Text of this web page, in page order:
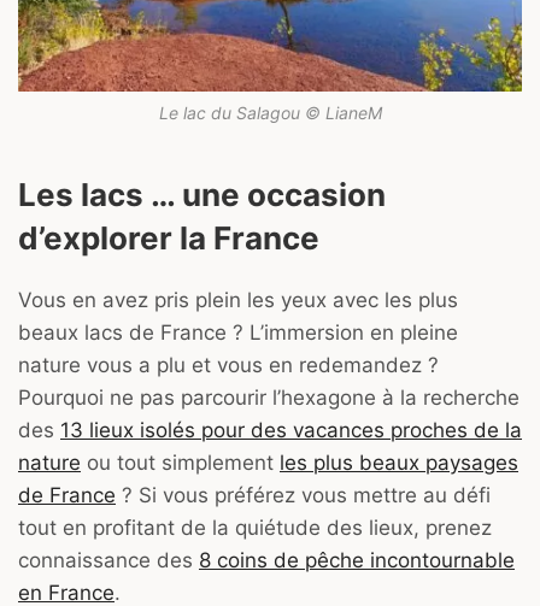
Le lac du Salagou © LianeM
Les lacs … une occasion
d’explorer la France
Vous en avez pris plein les yeux avec les plus
beaux lacs de France ? L’immersion en pleine
nature vous a plu et vous en redemandez ?
Pourquoi ne pas parcourir l’hexagone à la recherche
des 13 lieux isolés pour des vacances proches de la
nature ou tout simplement les plus beaux paysages
de France ? Si vous préférez vous mettre au défi
tout en profitant de la quiétude des lieux, prenez
connaissance des 8 coins de pêche incontournable
en France.